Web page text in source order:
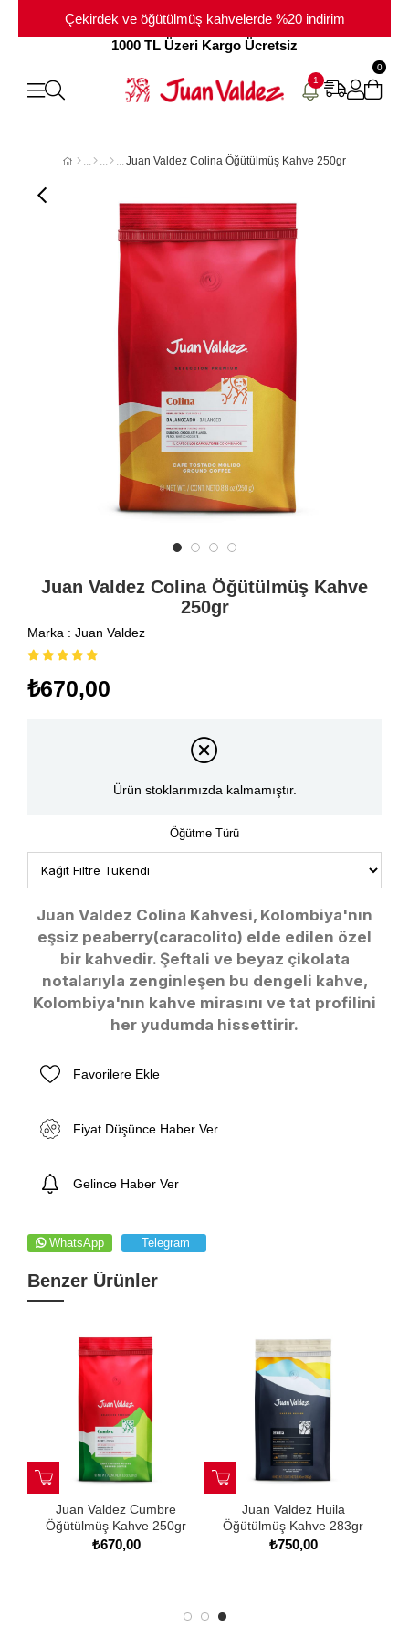
Çekirdek ve öğütülmüş kahvelerde %20 indirim
1000 TL Üzeri Kargo Ücretsiz
1
0
Juan Valdez Colina Öğütülmüş Kahve 250gr
Juan Valdez Colina Öğütülmüş Kahve
250gr
Marka : Juan Valdez
₺670,00
Ürün stoklarımızda kalmamıştır.
Öğütme Türü
Juan Valdez Colina Kahvesi, Kolombiya'nın
eşsiz peaberry(caracolito) elde edilen özel
bir kahvedir. Şeftali ve beyaz çikolata
notalarıyla zenginleşen bu dengeli kahve,
Kolombiya'nın kahve mirasını ve tat profilini
her yudumda hissettirir.
Favorilere Ekle
Fiyat Düşünce Haber Ver
Gelince Haber Ver
WhatsApp Telegram
Benzer Ürünler
Juan Valdez Sierra
Öğütülmüş Kahve
₺750,00
Juan Valdez Cumbre
Öğütülmüş Kahve 250gr
₺670,00